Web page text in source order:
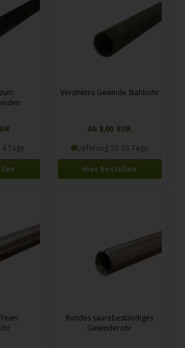
Tage
Verzinktes Gewinde Stahlrohr
Ab 8,00 EUR
Lieferung 25-35 Tage
Hier bestellen
Rundes säurebeständiges
Gewinderohr